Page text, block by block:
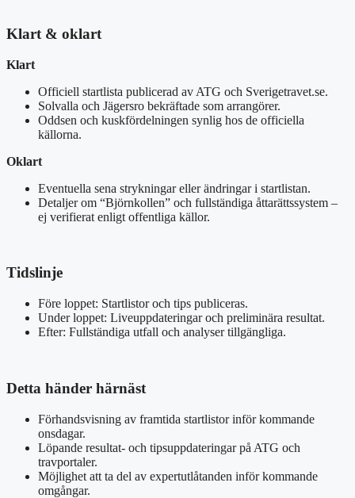
Klart & oklart
Klart
Officiell startlista publicerad av ATG och Sverigetravet.se.
Solvalla och Jägersro bekräftade som arrangörer.
Oddsen och kuskfördelningen synlig hos de officiella
källorna.
Oklart
Eventuella sena strykningar eller ändringar i startlistan.
Detaljer om “Björnkollen” och fullständiga åttarättssystem –
ej verifierat enligt offentliga källor.
Tidslinje
Före loppet: Startlistor och tips publiceras.
Under loppet: Liveuppdateringar och preliminära resultat.
Efter: Fullständiga utfall och analyser tillgängliga.
Detta händer härnäst
Förhandsvisning av framtida startlistor inför kommande
onsdagar.
Löpande resultat- och tipsuppdateringar på ATG och
travportaler.
Möjlighet att ta del av expertutlåtanden inför kommande
omgångar.